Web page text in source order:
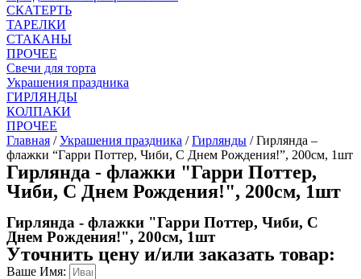
СКАТЕРТЬ
ТАРЕЛКИ
СТАКАНЫ
ПРОЧЕЕ
Свечи для торта
Украшения праздника
ГИРЛЯНДЫ
КОЛПАКИ
ПРОЧЕЕ
Главная /Украшения праздника /Гирлянды / Гирлянда –
флажки “Гарри Поттер, Чиби, С Днем Рождения!”, 200см, 1шт
Гирлянда - флажки "Гарри Поттер,
Чиби, С Днем Рождения!", 200см, 1шт
Гирлянда - флажки "Гарри Поттер, Чиби, С
Днем Рождения!", 200см, 1шт
Уточнить цену и/или заказать товар:
Ваше Имя: